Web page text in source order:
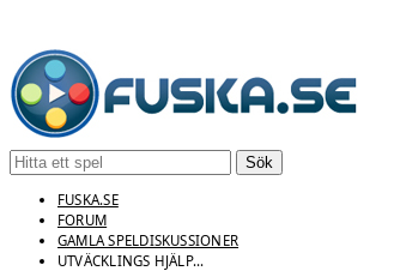
Sök
FUSKA.SE
FORUM
GAMLA SPELDISKUSSIONER
UTVÄCKLINGS HJÄLP...